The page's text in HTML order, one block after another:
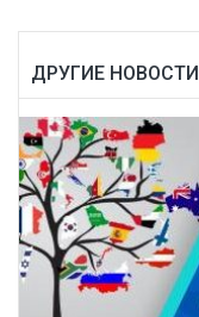
ДРУГИЕ НОВОСТИ